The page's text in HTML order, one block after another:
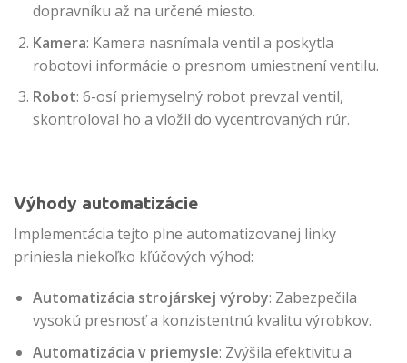
dopravníku až na určené miesto.
Kamera: Kamera nasnímala ventil a poskytla
robotovi informácie o presnom umiestnení ventilu.
Robot: 6-osí priemyselný robot prevzal ventil,
skontroloval ho a vložil do vycentrovaných rúr.
Výhody automatizácie
Implementácia tejto plne automatizovanej linky
priniesla niekoľko kľúčových výhod:
Automatizácia strojárskej výroby: Zabezpečila
vysokú presnosť a konzistentnú kvalitu výrobkov.
Automatizácia v priemysle: Zvýšila efektivitu a